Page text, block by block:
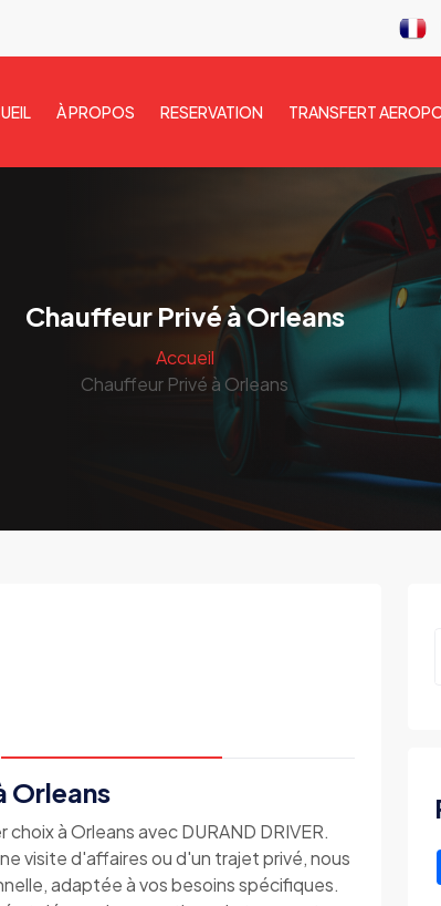
À PROPOS RESERVATION TRANSFERT
Chauffeur Privé à Orleans
Accueil
Chauffeur Privé à Orleans
Orleans
à Orleans avec DURAND DRIVER.
visite d'affaires ou d'un trajet privé, nous
adaptée à vos besoins spécifiques.